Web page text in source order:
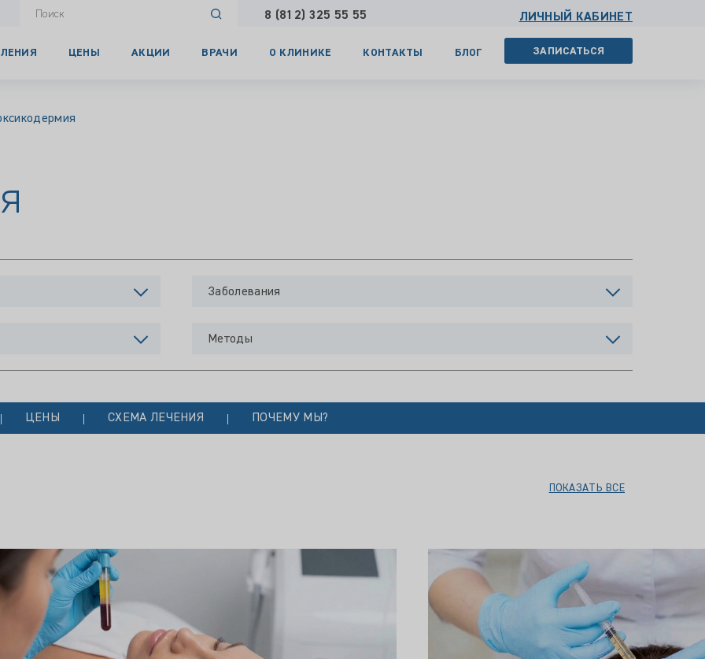
8 (812) 325 55 55 ЛИЧНЫЙ КАБИНЕТ
ЦЕНЫ АКЦИИ ВРАЧИ О КЛИНИКЕ КОНТАКТЫ БЛОГ ЗАПИСАТЬСЯ
Заболевания
Методы
ЦЕНЫ СХЕМА ЛЕЧЕНИЯ ПОЧЕМУ МЫ?
ПОКАЗАТЬ ВСЕ